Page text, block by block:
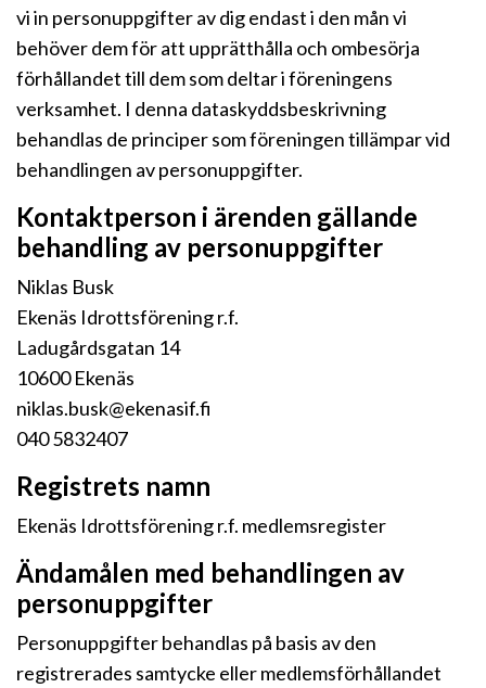
vi in personuppgifter av dig endast i den mån vi
behöver dem för att upprätthålla och ombesörja
förhållandet till dem som deltar i föreningens
verksamhet. I denna dataskyddsbeskrivning
behandlas de principer som föreningen tillämpar vid
behandlingen av personuppgifter.
Kontaktperson i ärenden gällande
behandling av personuppgifter
Niklas Busk
Ekenäs Idrottsförening r.f.
Ladugårdsgatan 14
10600 Ekenäs
niklas.busk@ekenasif.fi
040 5832407
Registrets namn
Ekenäs Idrottsförening r.f. medlemsregister
Ändamålen med behandlingen av
personuppgifter
Personuppgifter behandlas på basis av den
registrerades samtycke eller medlemsförhållandet